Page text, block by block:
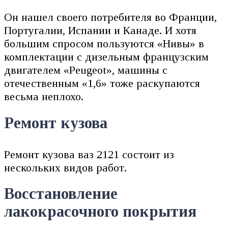
Он нашел своего потребителя во Франции,
Португалии, Испании и Канаде. И хотя
большим спросом пользуются «Нивы» в
комплектации с дизельным французским
двигателем «Peugeot», машины с
отечественным «1,6» тоже раскупаются
весьма неплохо.
Ремонт кузова
Ремонт кузова ваз 2121 состоит из
нескольких видов работ.
Восстановление
лакокрасочного покрытия